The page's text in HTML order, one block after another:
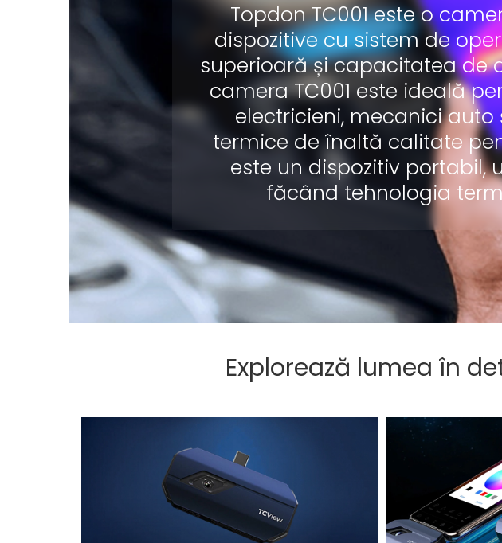
Topdon TC001 este o
dispozitive cu sistem de
superioară și capacitatea de
camera TC001 este ideală
electricieni, mecanici
termice de înaltă calitate
este un dispozitiv portabil,
făcând tehnologia
Explorează lumea în